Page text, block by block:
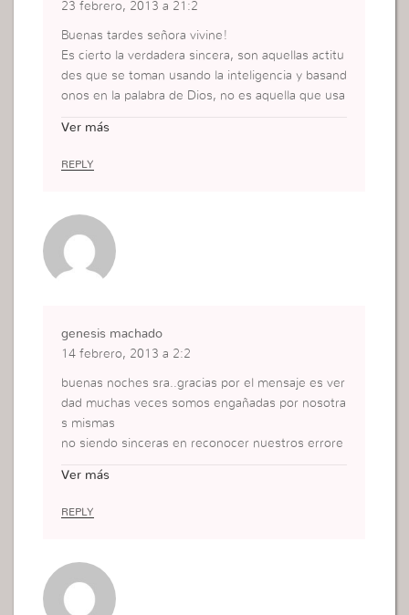
23 febrero, 2013 a 21:2
Buenas tardes señora vivine!
Es cierto la verdadera sincera, son aquellas actitu
des que se toman usando la inteligencia y basand
onos en la palabra de Dios, no es aquella que usa
Ver más
REPLY
genesis machado
14 febrero, 2013 a 2:2
buenas noches sra..gracias por el mensaje es ver
dad muchas veces somos engañadas por nosotra
s mismas
no siendo sinceras en reconocer nuestros errore
Ver más
REPLY